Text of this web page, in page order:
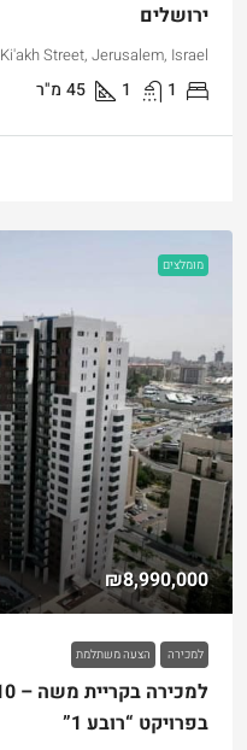
ירושלים
Ki'akh Street, Jerusalem, Israel
1
1
45 מ"ר
מומלצים
₪8,990,000
למכירה הצעה משתלמת
בפרויקט “רובע 1”